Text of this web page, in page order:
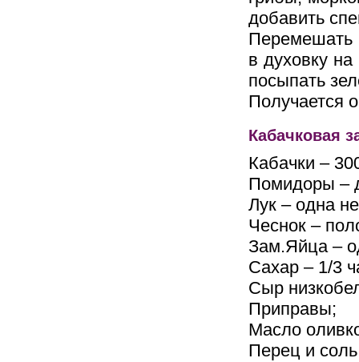
добавить
Перемешать
в духовку
посыпать
Получается
Кабачковая
Кабачки –
Помидоры –
Лук – одна
Чеснок –
Зам.Яйца –
Сахар – 1/3
Сыр
Приправы;
Масло
Перец и